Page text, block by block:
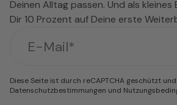
Deinen Alltag passen. Und als
Dir 10 Prozent auf Deine erste
Diese Seite ist durch reCAPTCHA geschützt
Datenschutzbestimmungen und